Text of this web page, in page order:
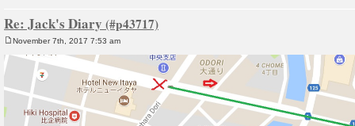
Re: Jack's Diary
o
November 7th, 2017 7:53 am